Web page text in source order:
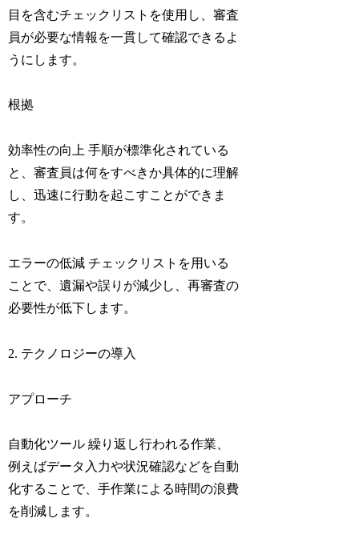
目を含むチェックリストを使用し、審査
員が必要な情報を一貫して確認できるよ
うにします。
根拠
効率性の向上 手順が標準化されている
と、審査員は何をすべきか具体的に理解
し、迅速に行動を起こすことができま
す。
エラーの低減 チェックリストを用いる
ことで、遺漏や誤りが減少し、再審査の
必要性が低下します。
2. テクノロジーの導入
アプローチ
自動化ツール 繰り返し行われる作業、
例えばデータ入力や状況確認などを自動
化することで、手作業による時間の浪費
を削減します。